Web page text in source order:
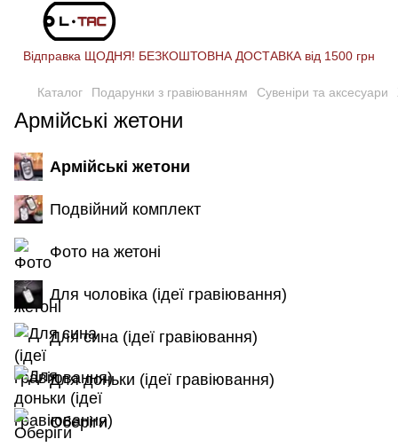
Відправка ЩОДНЯ! БЕЗКОШТОВНА ДОСТАВКА від 1500 грн
Каталог Подарунки з гравіюванням Сувеніри та аксесуари
Армійські жетони
Армійські жетони
Подвійний комплект
Фото на жетоні
Для чоловіка (ідеї гравіювання)
Для сина (ідеї гравіювання)
Для доньки (ідеї гравіювання)
Оберіги